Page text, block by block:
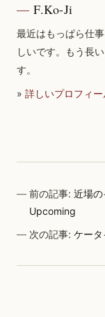
F.Ko-Ji
最近はもっぱら仕
しいです。もう長
す。
» 詳しいプロフィ
前の記事:近場
Upcoming
次の記事:ケータ